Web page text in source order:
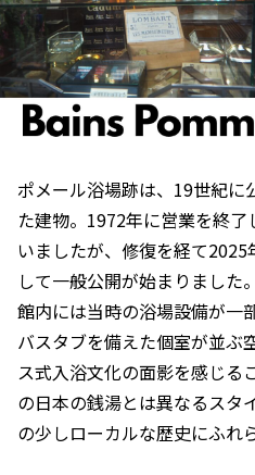
ポメール浴場跡は、19世紀に
た建物。1972年に営業を終
いましたが、修復を経て
して一般公開が始まりました。
館内には当時の浴場設備が一
バスタブを備えた個室が並ぶ
ス式入浴文化の面影を感じる
の日本の銭湯とは異なるスタ
の少しローカルな歴史にふれ